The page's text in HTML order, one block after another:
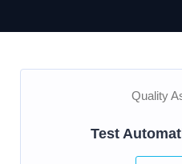
Quality
Test